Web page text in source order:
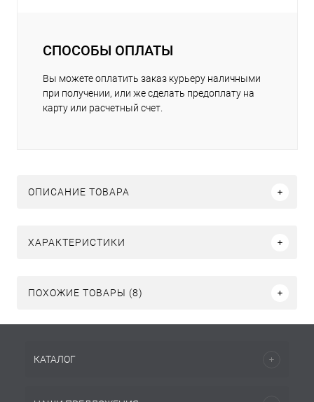
СПОСОБЫ ОПЛАТЫ
Вы можете оплатить заказ курьеру наличными
при получении, или же сделать предоплату на
карту или расчетный счет.
ОПИСАНИЕ ТОВАРА
ХАРАКТЕРИСТИКИ
ПОХОЖИЕ ТОВАРЫ (8)
КАТАЛОГ